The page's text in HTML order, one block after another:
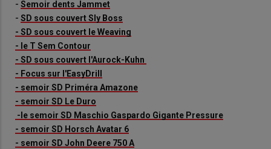
- Semoir dents Jammet
- SD sous couvert Sly Boss
- SD sous couvert le Weaving
- le T Sem Contour
- SD sous couvert l'Aurock-Kuhn
- Focus sur l'EasyDrill
- semoir SD Priméra Amazone
- semoir SD Le Duro
-le semoir SD Maschio Gaspardo Gigante Pressure
- semoir SD Horsch Avatar 6
- semoir SD John Deere 750 A